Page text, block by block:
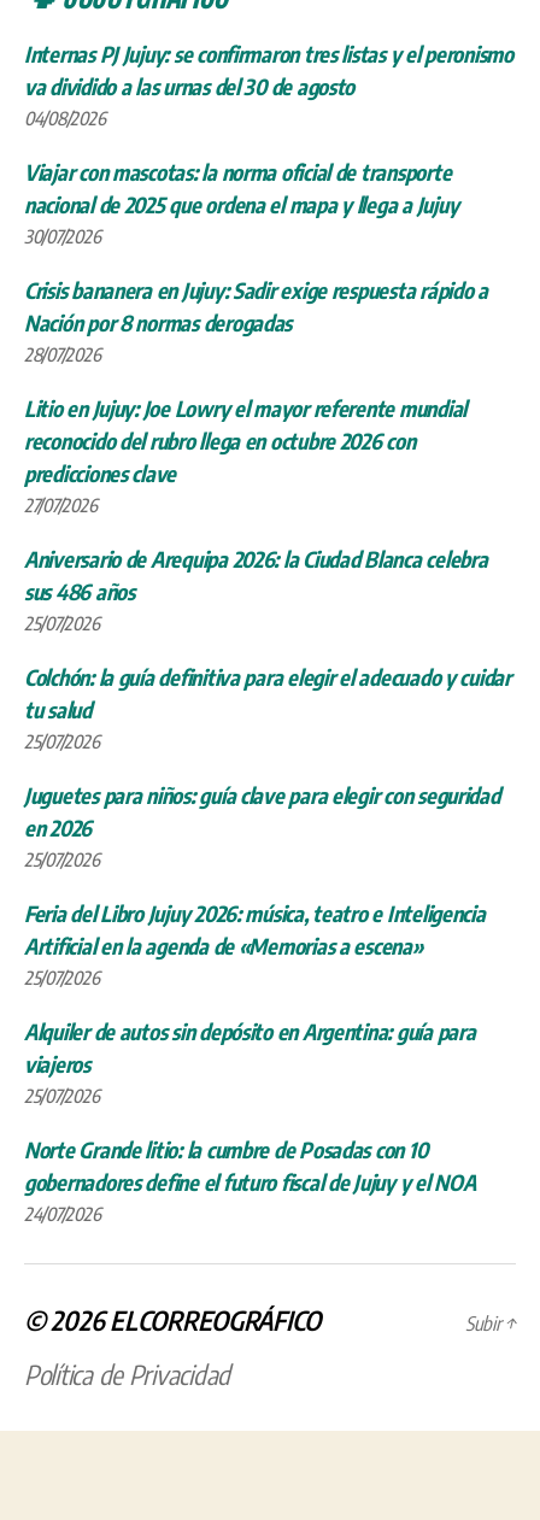
Internas PJ Jujuy: se confirmaron tres listas y el peronismo
va dividido a las urnas del 30 de agosto
04/08/2026
Viajar con mascotas: la norma oficial de transporte
nacional de 2025 que ordena el mapa y llega a Jujuy
30/07/2026
Crisis bananera en Jujuy: Sadir exige respuesta rápido a
Nación por 8 normas derogadas
28/07/2026
Litio en Jujuy: Joe Lowry el mayor referente mundial
reconocido del rubro llega en octubre 2026 con
predicciones clave
27/07/2026
Aniversario de Arequipa 2026: la Ciudad Blanca celebra
sus 486 años
25/07/2026
Colchón: la guía definitiva para elegir el adecuado y cuidar
tu salud
25/07/2026
Juguetes para niños: guía clave para elegir con seguridad
en 2026
25/07/2026
Feria del Libro Jujuy 2026: música, teatro e Inteligencia
Artificial en la agenda de «Memorias a escena»
25/07/2026
Alquiler de autos sin depósito en Argentina: guía para
viajeros
25/07/2026
Norte Grande litio: la cumbre de Posadas con 10
gobernadores define el futuro fiscal de Jujuy y el NOA
24/07/2026
© 2026ELCORREOGRÁFICO
Política de Privacidad
Subir↑